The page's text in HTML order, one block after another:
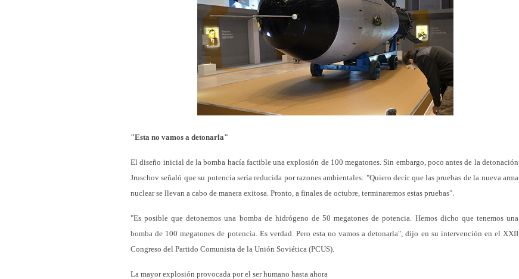
"Esta no vamos a detonarla"
El diseño inicial de la bomba hacía factible una explosión de 100 megatones. Sin embargo, poco antes de la detonación
Jruschov señaló que su potencia sería reducida por razones ambientales: "Quiero decir que las pruebas de la nueva arma
nuclear se llevan a cabo de manera exitosa. Pronto, a finales de octubre, terminaremos estas pruebas".
"Es posible que detonemos una bomba de hidrógeno de 50 megatones de potencia. Hemos dicho que tenemos una
bomba de 100 megatones de potencia. Es verdad. Pero esta no vamos a detonarla", dijo en su intervención en el XXII
Congreso del Partido Comunista de la Unión Soviética (PCUS).
La mayor explosión provocada por el ser humano hasta ahora